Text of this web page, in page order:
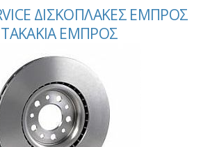
ΔΙΣΚΟΠΛΑΚΕΣ ΕΜΠΡΟΣ
ΤΑΚΑΚΙΑ ΕΜΠΡΟΣ